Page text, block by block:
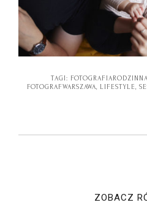
TAGI: FOTOGRAFIARODZINNA
FOTOGRAFWARSZAWA, LIFESTYLE,
ZOBACZ